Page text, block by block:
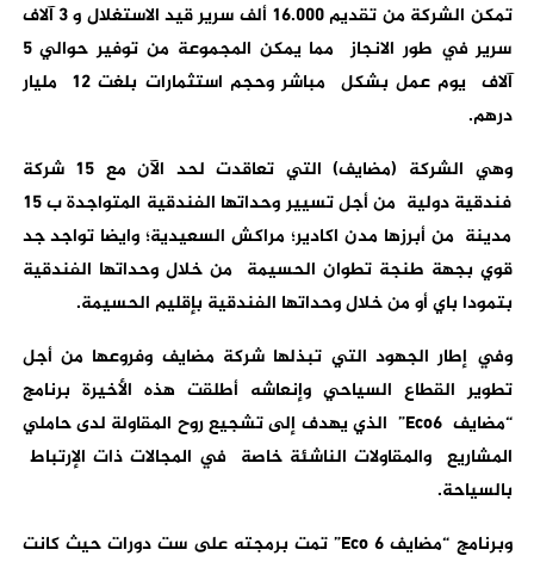
تمكن الشركة من تقديم 16.000 ألف سرير قيد الاستغلال و 3 آلاف
سرير في طور الانجاز مما يمكن المجموعة من توفير حوالي 5
آلاف يوم عمل بشكل مباشر وحجم استثمارات بلغت 12 مليار
درهم.
وهي الشركة (مضايف) التي تعاقدت لحد الآن مع 15 شركة
فندقية دولية من أجل تسيير وحداتها الفندقية المتواجدة ب 15
مدينة من أبرزها مدن اكادير؛ مراكش السعيدية؛ وايضا تواجد جد
قوي بجهة طنجة تطوان الحسيمة من خلال وحداتها الفندقية
بتمودا باي أو من خلال وحداتها الفندقية بإقليم الحسيمة.
وفي إطار الجهود التي تبذلها شركة مضايف وفروعها من أجل
تطوير القطاع السياحي وإنعاشه أطلقت هذه الأخيرة برنامج
“مضايفEco6” الذي يهدف إلى تشجيع روح المقاولة لدى حاملي
المشاريع والمقاولات الناشئة خاصة في المجالات ذات الإرتباط
بالسياحة.
وبرنامج “مضايف Eco 6” تمت برمجته على ست دورات حيث كانت